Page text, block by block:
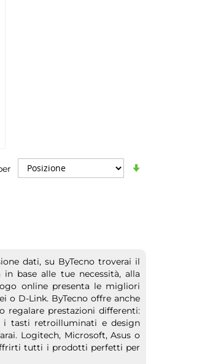
dati, su ByTecno troverai il
base alle tue necessità, alla
online presenta le migliori
o D-Link. ByTecno offre anche
regalare prestazioni differenti:
i tasti retroilluminati e design
Logitech, Microsoft, Asus o
tutti i prodotti perfetti per